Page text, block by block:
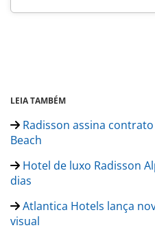
LEIA TAMBÉM
Radisson assina
Beach
Hotel de luxo Radisson
dias
Atlantica Hotels lança
visual